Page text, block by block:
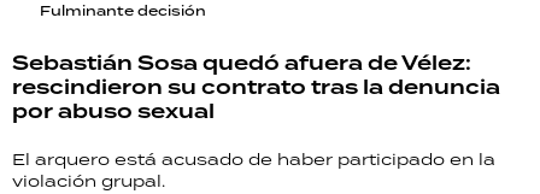
Fulminante decisión
Sebastián Sosa quedó afuera de Vélez:
rescindieron su contrato tras la denuncia
por abuso sexual
El arquero está acusado de haber participado en la
violación grupal.